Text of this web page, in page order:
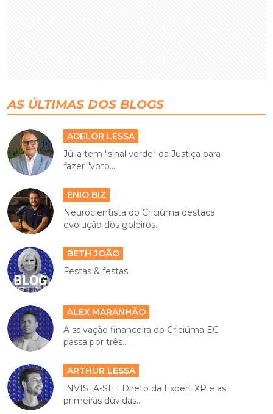
AS ÚLTIMAS DOS BLOGS
ADELOR LESSA
Júlia tem "sinal verde" da Justiça para
fazer "voto...
ENIO BIZ
Neurocientista do Criciúma destaca
evolução dos goleiros...
BETH JOÃO
Festas & festas
ALEX MARANHÃO
A salvação financeira do Criciúma EC
passa por três...
ARTHUR LESSA
INVISTA-SE | Direto da Expert XP e as
primeiras dúvidas...